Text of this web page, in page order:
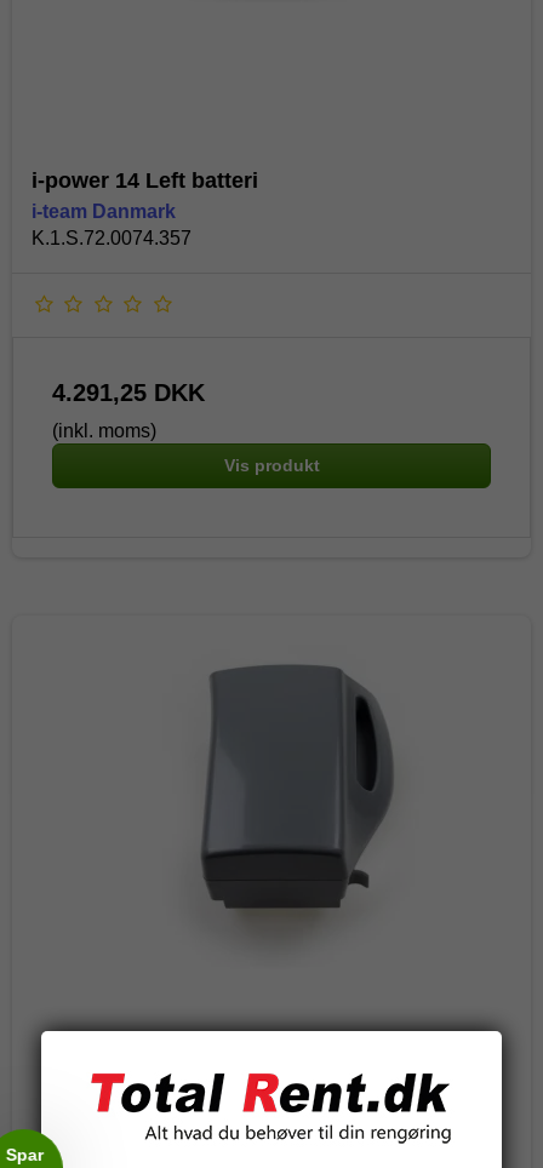
i-power 14 Left batteri
i-team Danmark
K.1.S.72.0074.357
4.291,25 DKK
(inkl. moms)
Vis produkt
i-power 14 Right batteri